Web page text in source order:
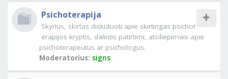
Psichoterapija
Skyrius, skirtas diskutuoti apie skirtingas psichot
erapijos kryptis, dalintis patirtimi, atsiliepimais apie
psichoterapeutus ar psichologus.
Moderatorius: signs